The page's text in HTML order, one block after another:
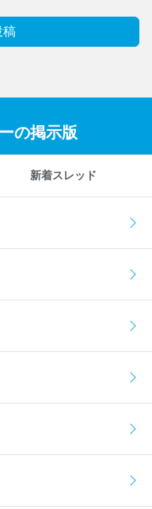
稿
の掲示版
新着スレッド